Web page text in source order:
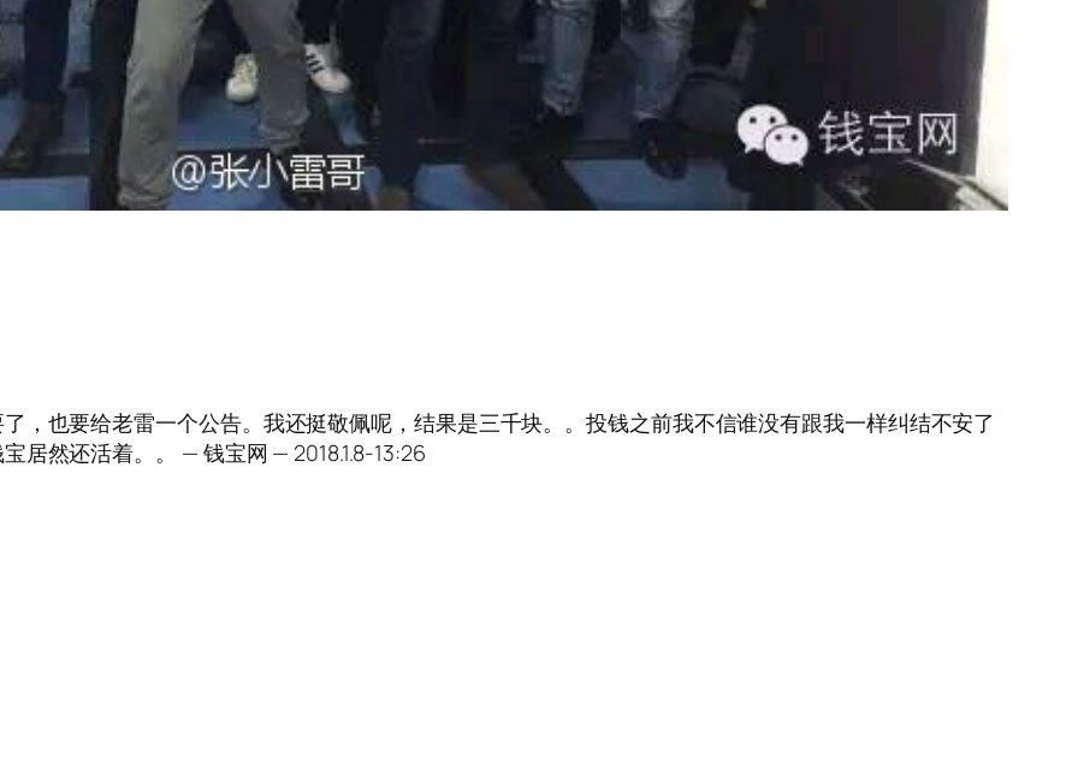
，也要给老雷一个公告。我还挺敬佩呢，结果是三千块。。投钱之前我不信谁没有跟我一样纠结不安了
居然还活着。。 — 钱宝网 — 2018.1.8-13:26